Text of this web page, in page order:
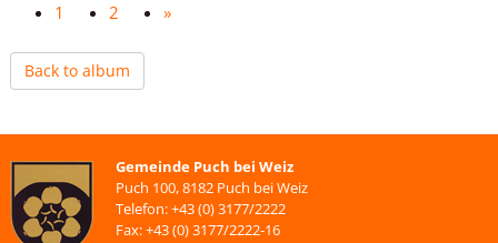
1 2 »
Back to album
Gemeinde Puch bei Weiz
Puch 100, 8182 Puch bei Weiz
Telefon: +43 (0) 3177/2222
Fax: +43 (0) 3177/2222-16